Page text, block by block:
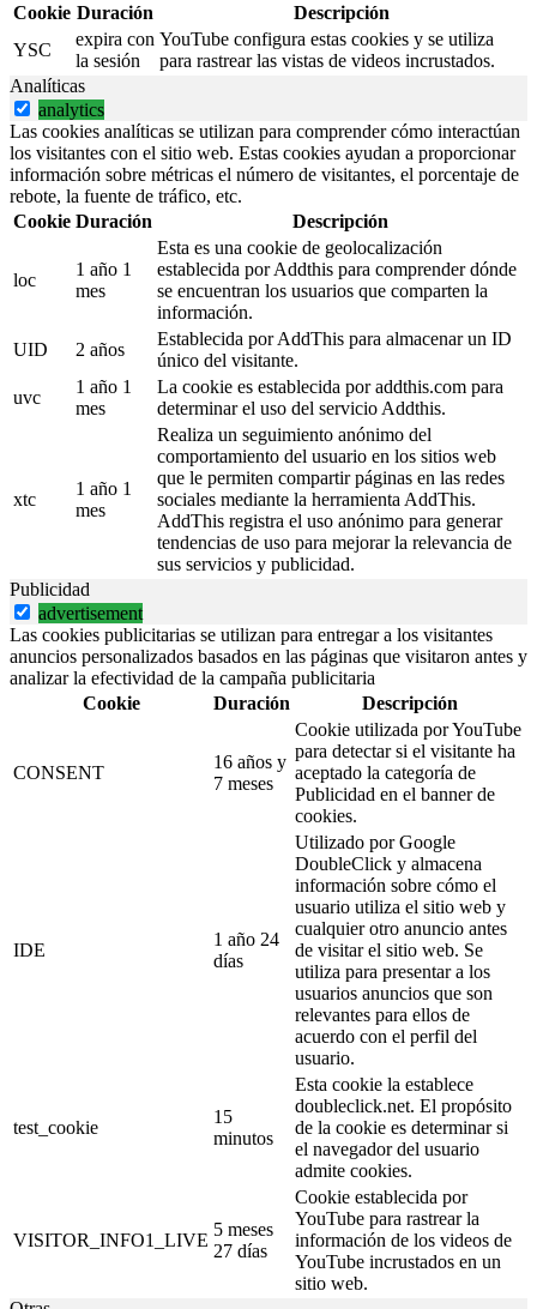
Cookie Duración
Descripción
YSC
expira con
la sesión
YouTube configura estas cookies y se utiliza
para rastrear las vistas de videos incrustados.
Analíticas
analytics
Las cookies analíticas se utilizan para comprender cómo interactúan
los visitantes con el sitio web. Estas cookies ayudan a proporcionar
información sobre métricas el número de visitantes, el porcentaje de
rebote, la fuente de tráfico, etc.
Cookie Duración Descripción
loc
1 año 1
mes
Esta es una cookie de geolocalización
establecida por Addthis para comprender dónde
se encuentran los usuarios que comparten la
información.
UID
2 años
Establecida por AddThis para almacenar un ID
único del visitante.
uvc
1 año 1
mes
La cookie es establecida por addthis.com para
determinar el uso del servicio Addthis.
xtc
1 año 1
mes
Realiza un seguimiento anónimo del
comportamiento del usuario en los sitios web
que le permiten compartir páginas en las redes
sociales mediante la herramienta AddThis.
AddThis registra el uso anónimo para generar
tendencias de uso para mejorar la relevancia de
sus servicios y publicidad.
Publicidad
advertisement
Las cookies publicitarias se utilizan para entregar a los visitantes
anuncios personalizados basados en las páginas que visitaron antes y
analizar la efectividad de la campaña publicitaria
Cookie
Duración Descripción
CONSENT
16 años y
7 meses
Cookie utilizada por YouTube
para detectar si el visitante ha
aceptado la categoría de
Publicidad en el banner de
cookies.
IDE
1 año 24
días
Utilizado por Google
DoubleClick y almacena
información sobre cómo el
usuario utiliza el sitio web y
cualquier otro anuncio antes
de visitar el sitio web. Se
utiliza para presentar a los
usuarios anuncios que son
relevantes para ellos de
acuerdo con el perfil del
usuario.
test_cookie
15
minutos
Esta cookie la establece
doubleclick.net. El propósito
de la cookie es determinar si
el navegador del usuario
admite cookies.
VISITOR_INFO1_LIVE
5 meses
27 días
Cookie establecida por
YouTube para rastrear la
información de los videos de
YouTube incrustados en un
sitio web.